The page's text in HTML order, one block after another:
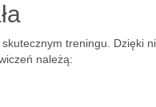
treningu. Dzięki
należą: